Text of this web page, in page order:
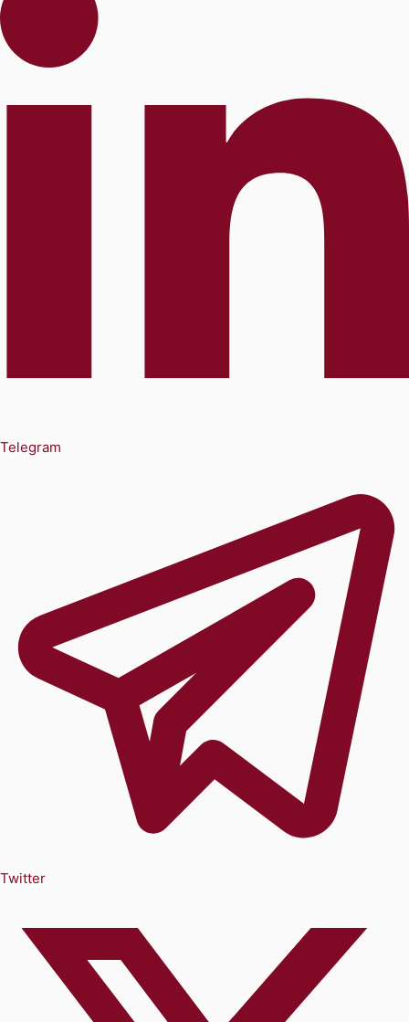
Telegram
Twitter